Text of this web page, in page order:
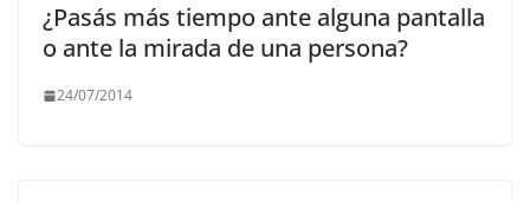
¿Pasás más tiempo ante alguna pantalla
o ante la mirada de una persona?
24/07/2014